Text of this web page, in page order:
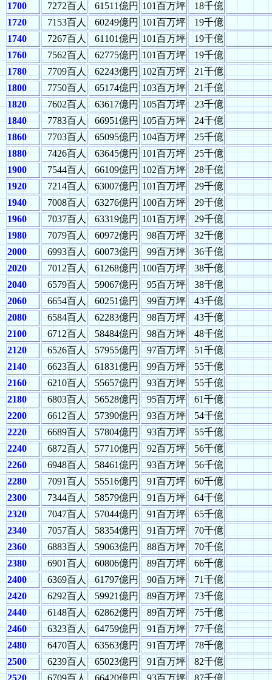
1700
7272百人 61511億円 101百万坪
18千億
1720
7153百人 60249億円 101百万坪
19千億
1740
7267百人 61101億円 101百万坪
19千億
1760
7562百人 62775億円 101百万坪
19千億
1780
7709百人 62243億円 102百万坪
21千億
1800
7750百人 65174億円 103百万坪
21千億
1820
7602百人 63617億円 105百万坪
23千億
1840
7783百人 66951億円 105百万坪
24千億
1860
7703百人 65095億円 104百万坪
25千億
1880
7426百人 63645億円 101百万坪
25千億
1900
7544百人 66109億円 102百万坪
28千億
1920
7214百人 63007億円 101百万坪
29千億
1940
7008百人 63276億円 100百万坪
29千億
1960
7037百人 63319億円 101百万坪
29千億
1980
7079百人 60972億円 98百万坪
32千億
2000
6993百人 60073億円 99百万坪
36千億
2020
7012百人 61268億円 100百万坪
38千億
2040
6579百人 59067億円 95百万坪
38千億
2060
6654百人 60251億円 99百万坪
43千億
2080
6584百人 62283億円 98百万坪
43千億
2100
6712百人 58484億円 98百万坪
48千億
2120
6526百人 57955億円 97百万坪
51千億
2140
6623百人 61831億円 99百万坪
55千億
2160
6210百人 55657億円 93百万坪
55千億
2180
6803百人 56528億円 95百万坪
61千億
2200
6612百人 57390億円 93百万坪
54千億
2220
6689百人 57804億円 93百万坪
55千億
2240
6872百人 57710億円 92百万坪
56千億
2260
6948百人 58461億円 93百万坪
56千億
2280
7091百人 55516億円 91百万坪
60千億
2300
7344百人 58579億円 91百万坪
64千億
2320
7047百人 57044億円 91百万坪
65千億
2340
7057百人 58354億円 91百万坪
70千億
2360
6883百人 59063億円 88百万坪
70千億
2380
6901百人 60806億円 89百万坪
66千億
2400
6369百人 61797億円 90百万坪
71千億
2420
6292百人 59921億円 89百万坪
73千億
2440
6148百人 62862億円 89百万坪
75千億
2460
6323百人 64759億円 91百万坪
77千億
2480
6470百人 63563億円 91百万坪
78千億
2500
6239百人 65023億円 91百万坪
82千億
2520
6709百人 66420億円 93百万坪 87千億